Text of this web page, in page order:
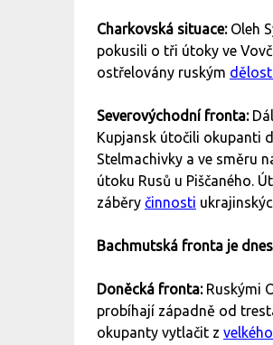
Charkovská situace: Oleh
pokusili o tři útoky ve
ostřelovány ruským
Severovýchodní fronta:
Kupjansk útočili okupanti
Stelmachivky a ve směru
útoku Rusů u Piščaného.
záběry činnosti
Bachmutská fronta je
Doněcká fronta:Ruskými
probíhají západně od
okupanty vytlačit z